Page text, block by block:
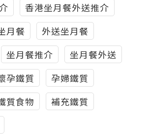
香港坐月餐外送推介
月餐
外送坐月餐
坐月餐推介
坐月餐外送
孕鐵質
孕婦鐵質
質食物
補充鐵質